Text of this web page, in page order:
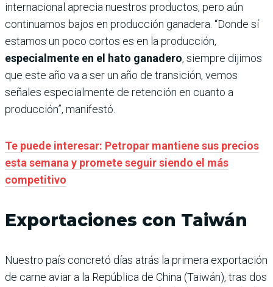
internacional aprecia nuestros productos, pero aún
continuamos bajos en producción ganadera. “Donde sí
estamos un poco cortos es en la producción,
especialmente en el hato ganadero, siempre dijimos
que este año va a ser un año de transición, vemos
señales especialmente de retención en cuanto a
producción”, manifestó.
Te puede interesar: Petropar mantiene sus precios
esta semana y promete seguir siendo el más
competitivo
Exportaciones con Taiwán
Nuestro país concretó días atrás la primera exportación
de carne aviar a la República de China (Taiwán), tras dos